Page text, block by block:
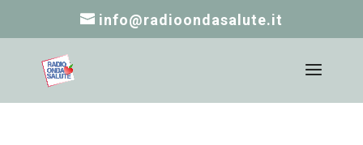
info@radioondasalute.it